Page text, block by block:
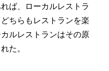
ば、ローカルレストラ
ちらもレストランを楽
ルレストランはその原
た。